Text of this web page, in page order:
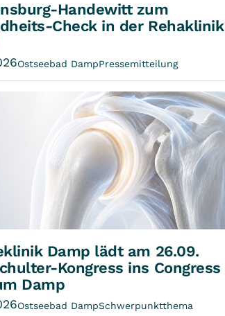
Handewitt zum
Check in der Rehaklinik
Ostseebad DampPressemitteilung
Damp lädt am 26.09.
Kongress ins Congress
Damp
Ostseebad DampSchwerpunktthema